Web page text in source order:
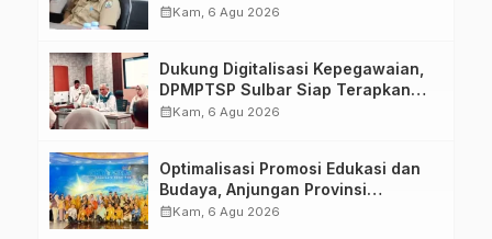
calendar_monthKam, 6 Agu 2026
Dukung Digitalisasi Kepegawaian,
DPMPTSP Sulbar Siap Terapkan
Aplikasi FLEKSI ASN
calendar_monthKam, 6 Agu 2026
Optimalisasi Promosi Edukasi dan
Budaya, Anjungan Provinsi
Sulawesi Barat Perkuat Kolaborasi
calendar_monthKam, 6 Agu 2026